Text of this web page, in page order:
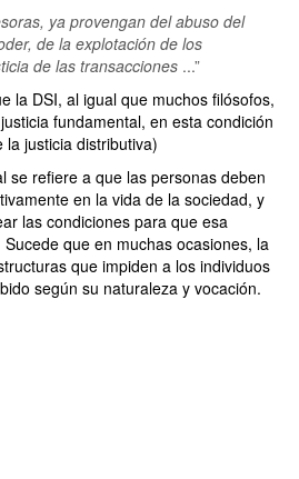
ya provengan del abuso del
de la explotación de los
de las transacciones ...”
la DSI, al igual que muchos filósofos,
fundamental, en esta condición
justicia distributiva)
se refiere a que las personas deben
en la vida de la sociedad, y
las condiciones para que esa
que en muchas ocasiones, la
que impiden a los individuos
según su naturaleza y vocación.